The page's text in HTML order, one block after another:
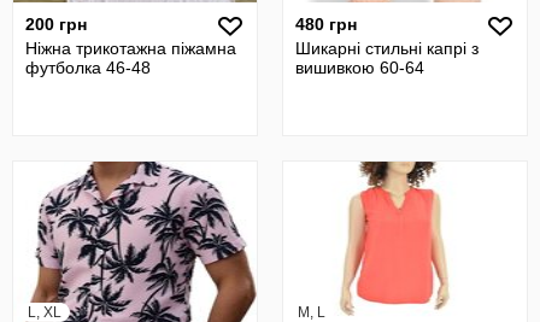
200 грн
Ніжна трикотажна піжамна
футболка 46-48
480 грн
Шикарні стильні капрі з
вишивкою 60-64
L, XL M, L